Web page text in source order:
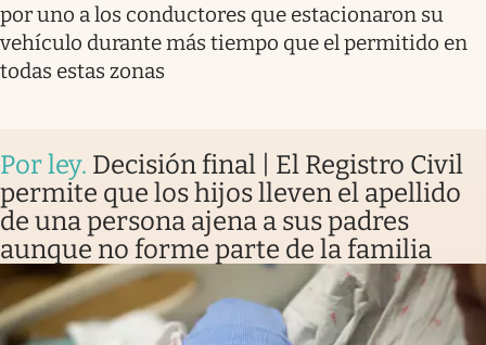
por uno a los conductores que estacionaron su
vehículo durante más tiempo que el permitido en
todas estas zonas
Por ley. Decisión final | El Registro Civil
permite que los hijos lleven el apellido
de una persona ajena a sus padres
aunque no forme parte de la familia